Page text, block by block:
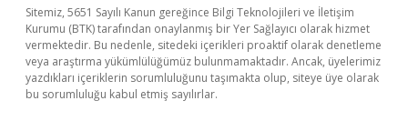
Sitemiz, 5651 Sayılı Kanun gereğince Bilgi Teknolojileri ve İletişim
Kurumu (BTK) tarafından onaylanmış bir Yer Sağlayıcı olarak hizmet
vermektedir. Bu nedenle, sitedeki içerikleri proaktif olarak denetleme
veya araştırma yükümlülüğümüz bulunmamaktadır. Ancak, üyelerimiz
yazdıkları içeriklerin sorumluluğunu taşımakta olup, siteye üye olarak
bu sorumluluğu kabul etmiş sayılırlar.